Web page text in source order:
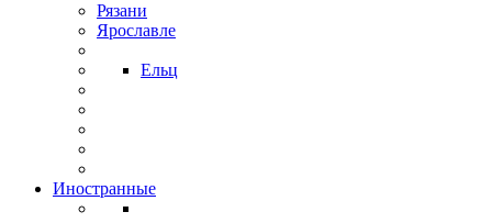
Рязани
Ярославле
Ельц
Иностранные